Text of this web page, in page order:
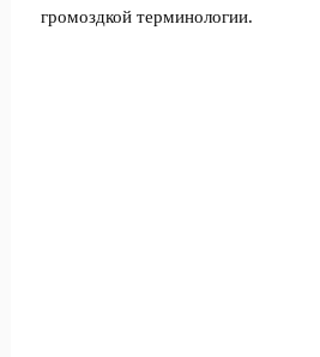
громоздкой терминологии.